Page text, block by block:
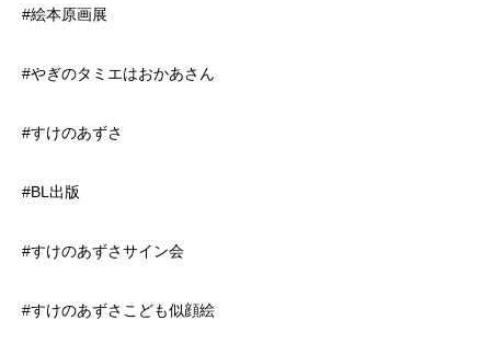
#絵本原画展
#やぎのタミエはおかあさん
#すけのあずさ
#BL出版
#すけのあずさサイン会
#すけのあずさこども似顔絵